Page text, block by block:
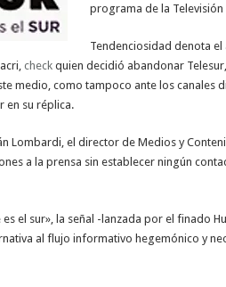
programa de la
Tendenciosidad denota
checkquien decidió abandonar
medio, como tampoco ante los canales
en su réplica.
Lombardi, el director de Medios y
a la prensa sin establecer ningún
el sur», la señal -lanzada por el finado
al flujo informativo hegemónico y